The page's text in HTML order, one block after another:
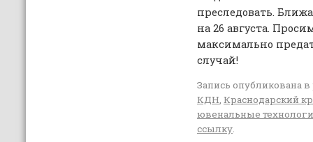
преследовать.
на 26 августа.
максимально
случай!
Запись опубликована
КДН, Краснодарский
ювенальные
ссылку.